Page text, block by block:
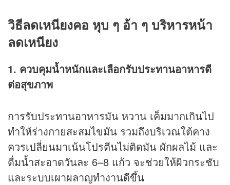
วิธีลดเหนียงคอ หุบ ๆ อ้า ๆ บริหารหน้า
ลดเหนียง
1. ควบคุมน้ำหนักและเลือกรับประทานอาหารดี
ต่อสุขภาพ
การรับประทานอาหารมัน หวาน เค็มมากเกินไป
ทำให้ร่างกายสะสมไขมัน รวมถึงบริเวณใต้คาง
ควรเปลี่ยนมาเน้นโปรตีนไม่ติดมัน ผักผลไม้ และ
ดื่มน้ำสะอาดวันละ 6–8 แก้ว จะช่วยให้ผิวกระชับ
และระบบเผาผลาญทำงานดีขึ้น